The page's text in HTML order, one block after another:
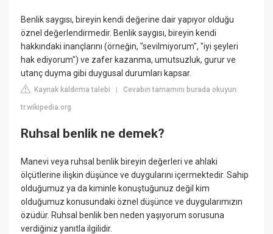
Benlik saygısı, bireyin kendi değerine dair yapıyor olduğu
öznel değerlendirmedir. Benlik saygısı, bireyin kendi
hakkındaki inançlarını (örneğin, "sevilmiyorum", "iyi şeyleri
hak ediyorum") ve zafer kazanma, umutsuzluk, gurur ve
utanç duyma gibi duygusal durumları kapsar.
Kaynak kaldırma talebi |Cevabın tamamını burada okuyun:
tr.wikipedia.org
Ruhsal benlik ne demek?
Manevi veya ruhsal benlik bireyin değerleri ve ahlaki
ölçütlerine ilişkin düşünce ve duygularını içermektedir. Sahip
olduğumuz ya da kiminle konuştuğunuz değil kim
olduğumuz konusundaki öznel düşünce ve duygularımızın
özüdür. Ruhsal benlik ben neden yaşıyorum sorusuna
verdiğiniz yanıtla ilgilidir.